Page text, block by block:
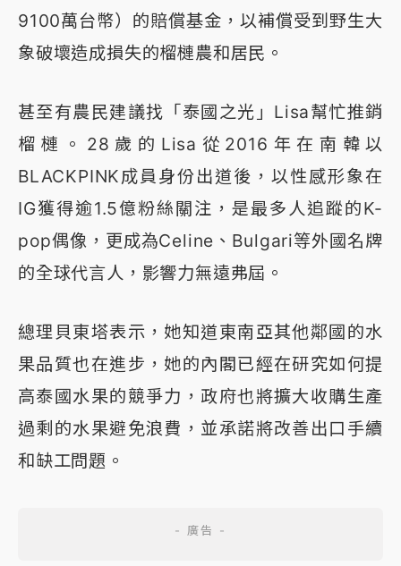
9100萬台幣）的賠償基金，以補償受到野生大
象破壞造成損失的榴槤農和居民。
甚至有農民建議找「泰國之光」Lisa幫忙推銷
榴槤。28歲的Lisa從2016年在南韓以
BLACKPINK成員身份出道後，以性感形象在
IG獲得逾1.5億粉絲關注，是最多人追蹤的K-
pop偶像，更成為Celine、Bulgari等外國名牌
的全球代言人，影響力無遠弗屆。
總理貝東塔表示，她知道東南亞其他鄰國的水
果品質也在進步，她的內閣已經在研究如何提
高泰國水果的競爭力，政府也將擴大收購生產
過剩的水果避免浪費，並承諾將改善出口手續
和缺工問題。